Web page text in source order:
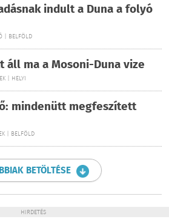
indult a Duna a folyó
| BELFÖLD
áll ma a Mosoni-Duna vize
| HELYI
mindenütt megfeszített
| BELFÖLD
BETÖLTÉSE
HIRDETÉS